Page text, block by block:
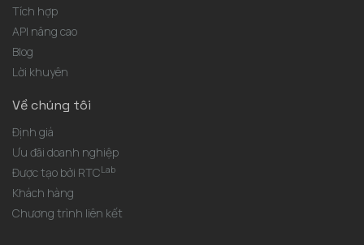
Tích hợp
API nâng cao
Blog
Lời khuyên
Về chúng tôi
Định giá
Ưu đãi doanh nghiệp
Được tạo bởi RTCLab
Khách hàng
Chương trình liên kết